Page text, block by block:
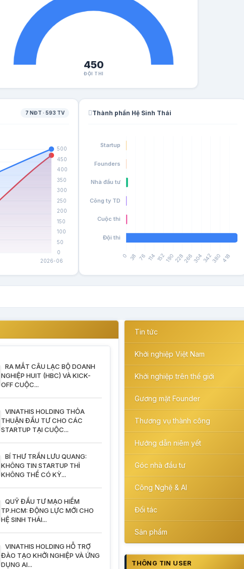
450
ĐỘI THI
7 NĐT · 593 TV Thành phần Hệ Sinh Thái
RA MẮT CÂU LẠC BỘ DOANH
NGHIỆP HUIT (HBC) VÀ KICK-
OFF CUỘC...
VINATHIS HOLDING THỎA
THUẬN ĐẦU TƯ CHO CÁC
STARTUP TẠI CUỘC...
BÍ THƯ TRẦN LƯU QUANG:
KHÔNG TIN STARTUP THÌ
KHÔNG THỂ CÓ KỲ...
QUỸ ĐẦU TƯ MẠO HIỂM
TP.HCM: ĐỘNG LỰC MỚI CHO
HỆ SINH THÁI...
VINATHIS HOLDING HỖ TRỢ
ĐÀO TẠO KHỞI NGHIỆP VÀ ỨNG
DỤNG AI...
Tin tức
Khởi nghiệp Việt Nam
Khởi nghiệp trên thế giới
Gương mặt Founder
Thương vụ thành công
Hướng dẫn niêm yết
Góc nhà đầu tư
Công Nghệ & AI
Đối tác
Sản phẩm
THÔNG TIN USER